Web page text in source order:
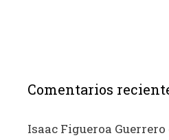
Comentarios
Isaac Figueroa Guerrero